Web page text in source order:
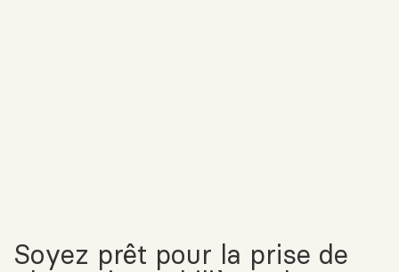
Soyez prêt pour la prise de